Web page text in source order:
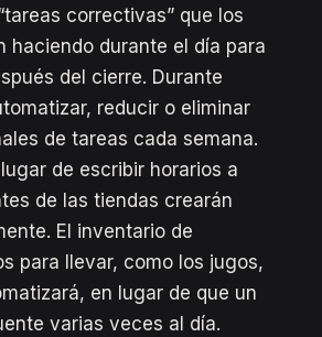
correctivas” que los
haciendo durante el día para
del cierre. Durante
reducir o eliminar
de tareas cada semana.
de escribir horarios a
de las tiendas crearán
El inventario de
para llevar, como los jugos,
en lugar de que un
varias veces al día.